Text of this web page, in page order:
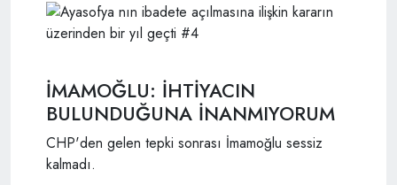
İMAMOĞLU: İHTİYACIN
BULUNDUĞUNA İNANMIYORUM
CHP'den gelen tepki sonrası İmamoğlu sessiz
kalmadı.